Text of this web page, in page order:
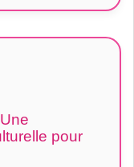
pour